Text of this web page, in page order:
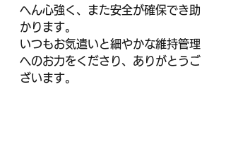
へん心強く、また安全が確保でき助
かります。
いつもお気遣いと細やかな維持管理
へのお力をくださり、ありがとうご
ざいます。